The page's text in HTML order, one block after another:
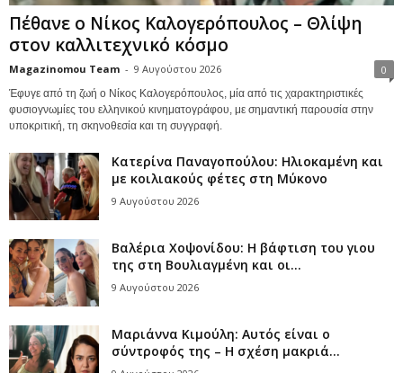
Πέθανε ο Νίκος Καλογερόπουλος – Θλίψη
στον καλλιτεχνικό κόσμο
Magazinomou Team - 9 Αυγούστου 2026 0
Έφυγε από τη ζωή ο Νίκος Καλογερόπουλος, μία από τις χαρακτηριστικές
φυσιογνωμίες του ελληνικού κινηματογράφου, με σημαντική παρουσία στην
υποκριτική, τη σκηνοθεσία και τη συγγραφή.
Κατερίνα Παναγοπούλου: Ηλιοκαμένη και
με κοιλιακούς φέτες στη Μύκονο
9 Αυγούστου 2026
Βαλέρια Χοψονίδου: Η βάφτιση του γιου
της στη Βουλιαγμένη και οι...
9 Αυγούστου 2026
Μαριάννα Κιμούλη: Αυτός είναι ο
σύντροφός της – Η σχέση μακριά...